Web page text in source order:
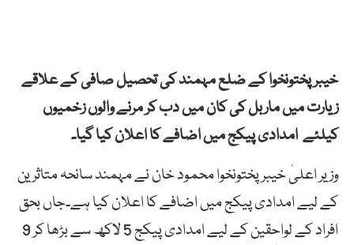
خیبرپختونخوا کے ضلع مہمند کی تحصیل صافی کے علاقے
زیارت میں ماربل کی کان میں دب کر مرنے والوں زخمیوں
کیلئے امدادی پیکج میں اضافے کا اعلان کیا گیا۔
وزیر اعلیٰ خیبر پختونخوا محمود خان نے مہمند سانحہ متاثرین
کے لیے امدادی پیکج میں اضافے کا اعلان کیا ہے۔جاں بحق
افراد کے لواحقین کے لیے امدادی پیکج 5 لاکھ سے بڑھا کر 9